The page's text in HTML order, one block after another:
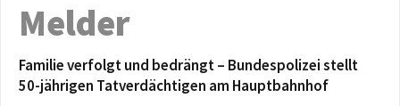
Melder
Familie verfolgt und bedrängt – Bundespolizei stellt
50-jährigen Tatverdächtigen am Hauptbahnhof